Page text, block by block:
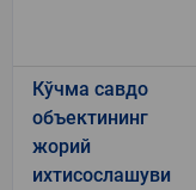
Кўчма савдо
объектининг
жорий
ихтисослашуви